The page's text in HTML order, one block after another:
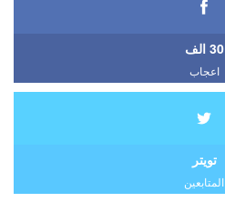
30 الف
اعجاب
تويتر
المتابعين